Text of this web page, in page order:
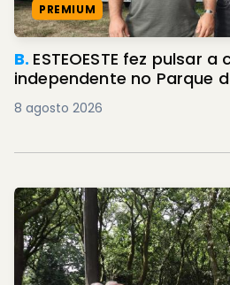
PREMIUM
B. ESTEOESTE fez pulsar a
independente no Parque
8 agosto 2026